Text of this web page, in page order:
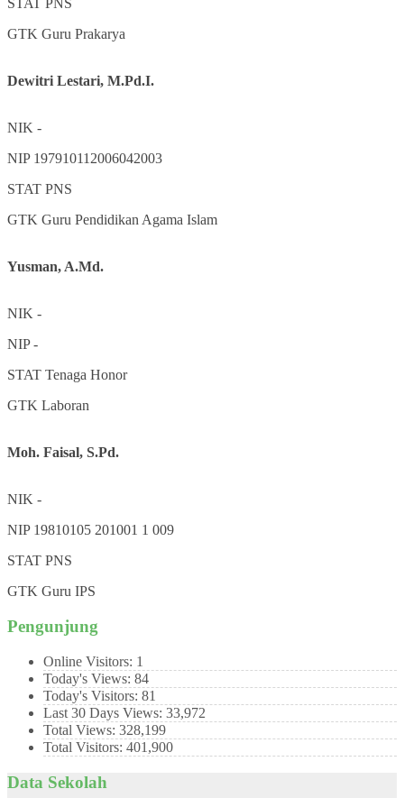
STAT PNS
GTK Guru Prakarya
Dewitri Lestari, M.Pd.I.
NIK -
NIP 197910112006042003
STAT PNS
GTK Guru Pendidikan Agama Islam
Yusman, A.Md.
NIK -
NIP-
STAT Tenaga Honor
GTK Laboran
Moh. Faisal, S.Pd.
NIK -
NIP 19810105 201001 1 009
STAT PNS
GTK Guru IPS
Pengunjung
Online Visitors: 1
Today's Views: 84
Today's Visitors: 81
Last 30 Days Views: 33,972
Total Views: 328,199
Total Visitors: 401,900
Data Sekolah